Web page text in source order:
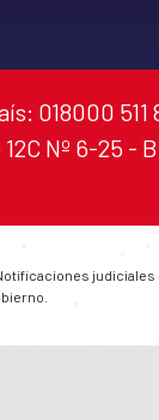
018000 511
Nº 6-25 -
judiciales